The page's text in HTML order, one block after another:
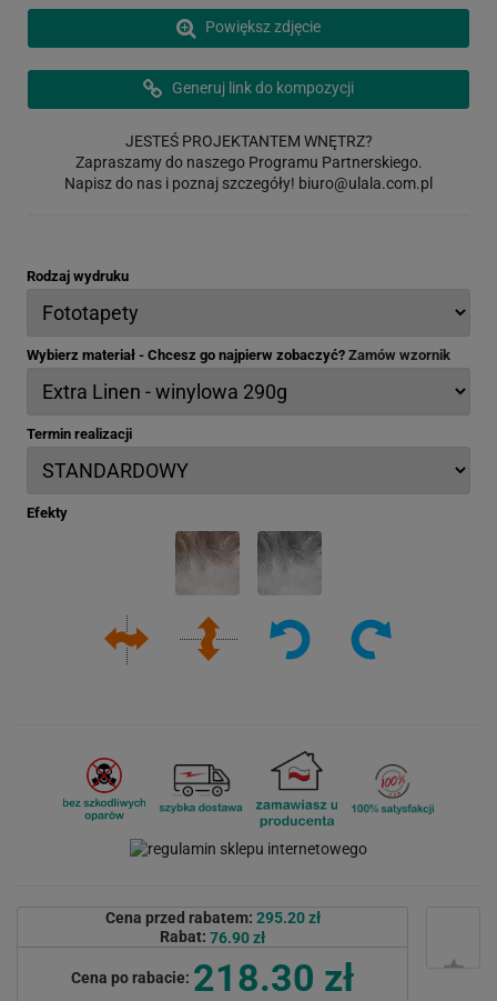
Powiększ zdjęcie
Generuj link do kompozycji
JESTEŚ PROJEKTANTEM WNĘTRZ?
Zapraszamy do naszego Programu Partnerskiego.
Napisz do nas i poznaj szczegóły! biuro@ulala.com.pl
Rodzaj wydruku
Wybierz materiał - Chcesz go najpierw zobaczyć? Zamów wzornik
Termin realizacji
Efekty
Cena przed rabatem: 295.20 zł
Rabat: 76.90 zł
Cena po rabacie: 218.30 zł